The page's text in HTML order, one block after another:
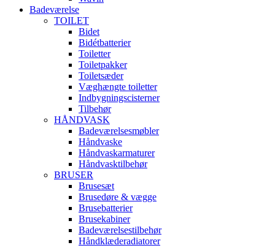
Badeværelse
TOILET
Bidet
Bidétbatterier
Toiletter
Toiletpakker
Toiletsæder
Væghængte toiletter
Indbygningscisterner
Tilbehør
HÅNDVASK
Badeværelsesmøbler
Håndvaske
Håndvaskarmaturer
Håndvasktilbehør
BRUSER
Brusesæt
Brusedøre & vægge
Brusebatterier
Brusekabiner
Badeværelsestilbehør
Håndklæderadiatorer